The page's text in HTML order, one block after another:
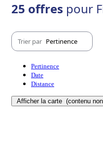
25 offres pour
Trier par Pertinence
Pertinence
Date
Distance
Afficher la carte (contenu